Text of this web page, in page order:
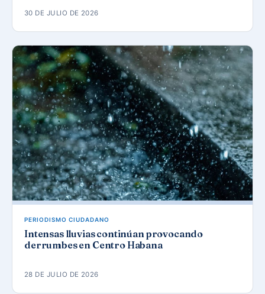
30 DE JULIO DE 2026
PERIODISMO CIUDADANO
Intensas lluvias continúan provocando
derrumbes en Centro Habana
28 DE JULIO DE 2026